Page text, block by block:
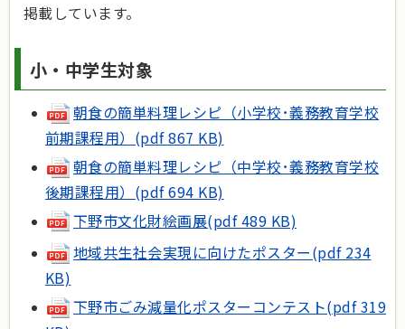
掲載しています。
小・中学生対象
朝食の簡単料理レシピ（小学校･義務教育学校
前期課程用）(pdf 867 KB)
朝食の簡単料理レシピ（中学校･義務教育学校
後期課程用）(pdf 694 KB)
下野市文化財絵画展(pdf 489 KB)
地域共生社会実現に向けたポスター(pdf 234
KB)
下野市ごみ減量化ポスターコンテスト(pdf 319